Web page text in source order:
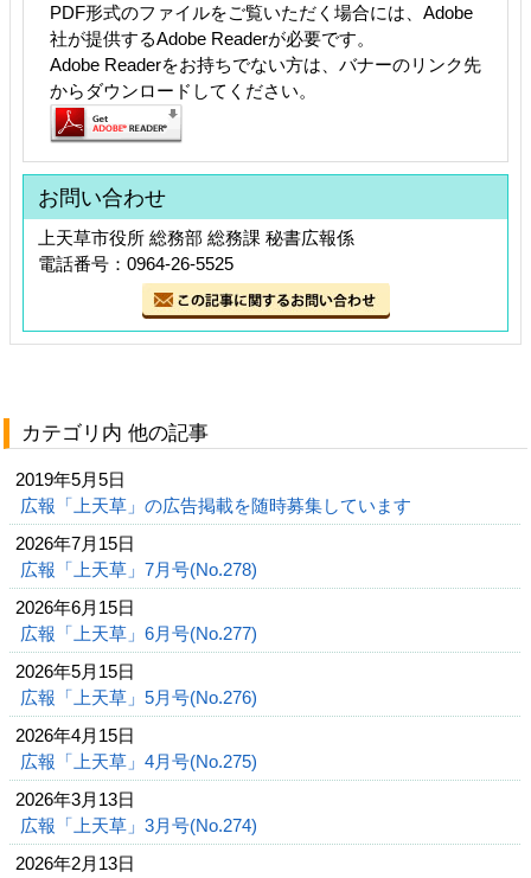
PDF形式のファイルをご覧いただく場合には、Adobe
社が提供するAdobe Readerが必要です。
Adobe Readerをお持ちでない方は、バナーのリンク先
からダウンロードしてください。
お問い合わせ
上天草市役所 総務部 総務課 秘書広報係
電話番号：0964-26-5525
カテゴリ内 他の記事
2019年5月5日
広報「上天草」の広告掲載を随時募集しています
2026年7月15日
広報「上天草」7月号(No.278)
2026年6月15日
広報「上天草」6月号(No.277)
2026年5月15日
広報「上天草」5月号(No.276)
2026年4月15日
広報「上天草」4月号(No.275)
2026年3月13日
広報「上天草」3月号(No.274)
2026年2月13日